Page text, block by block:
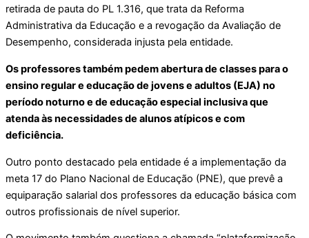
retirada de pauta do PL 1.316, que trata da Reforma
Administrativa da Educação e a revogação da Avaliação de
Desempenho, considerada injusta pela entidade.
Os professores também pedem abertura de classes para o
ensino regular e educação de jovens e adultos (EJA) no
período noturno e de educação especial inclusiva que
atenda às necessidades de alunos atípicos e com
deficiência.
Outro ponto destacado pela entidade é a implementação da
meta 17 do Plano Nacional de Educação (PNE), que prevê a
equiparação salarial dos professores da educação básica com
outros profissionais de nível superior.